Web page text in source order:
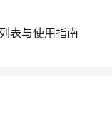
表与使用指南